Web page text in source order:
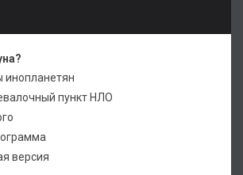
инопланетян
пункт НЛО
версия